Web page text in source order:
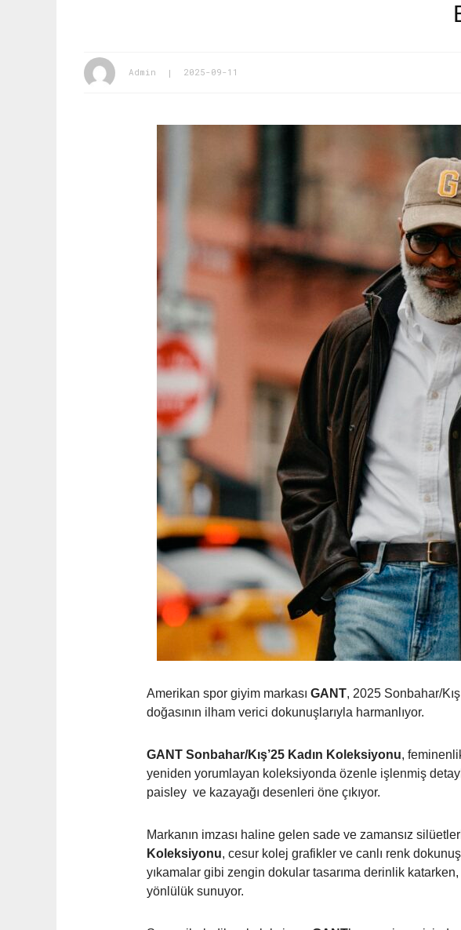
Admin 2025-09-11
Amerikan spor giyim markası GANT, 2025 Sonbahar/
doğasının ilham verici dokunuşlarıyla harmanlıyor.
GANT Sonbahar/Kış’25 Kadın Koleksiyonu,
yeniden yorumlayan koleksiyonda özenle işlenmiş
paisley ve kazayağı desenleri öne çıkıyor.
Markanın imzası haline gelen sade ve zamansız
Koleksiyonu, cesur kolej grafikler ve canlı renk
yıkamalar gibi zengin dokular tasarıma derinlik
yönlülük sunuyor.